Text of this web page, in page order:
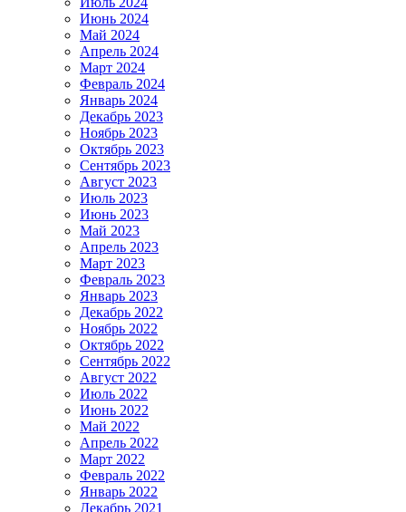
Июнь 2024
Май 2024
Апрель 2024
Март 2024
Февраль 2024
Январь 2024
Декабрь 2023
Ноябрь 2023
Октябрь 2023
Сентябрь 2023
Август 2023
Июль 2023
Июнь 2023
Май 2023
Апрель 2023
Март 2023
Февраль 2023
Январь 2023
Декабрь 2022
Ноябрь 2022
Октябрь 2022
Сентябрь 2022
Август 2022
Июль 2022
Июнь 2022
Май 2022
Апрель 2022
Март 2022
Февраль 2022
Январь 2022
Декабрь 2021